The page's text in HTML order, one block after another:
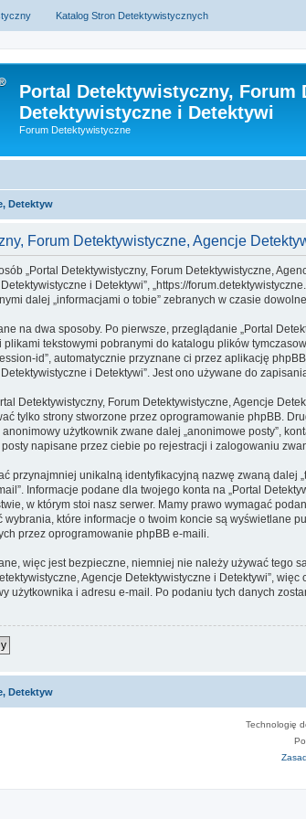
Katalog Stron Detektywistycznych
Portal Detektywistyczny, Forum
Detektywistyczne i Detektywi
Forum Detektywistyczne
Detektyw
Forum Detektywistyczne, Agencje
„Portal Detektywistyczny, Forum Detektywistyczne,
i Detektywi”, „https://
dalej „informacjami o tobie” zebranych w czasie
na dwa sposoby. Po pierwsze, przeglądanie „Portal
plikami tekstowymi pobranymi do katalogu plików
id”, automatycznie przyznane ci przez aplikację
i Detektywi”. Jest ono używane do
Detektywistyczny, Forum Detektywistyczne, Agencje
tylko strony stworzone przez oprogramowanie phpBB.
użytkownik zwane dalej „anonimowe posty”,
napisane przez ciebie po rejestracji i zalogowaniu
przynajmniej unikalną identyfikacyjną nazwę zwaną dalej
Informacje podane dla twojego konta na „Portal
w którym stoi nasz serwer. Mamy prawo wymagać
które informacje o twoim koncie są wyświetlane
przez oprogramowanie phpBB e-maili.
więc jest bezpieczne, niemniej nie należy używać tego
Agencje Detektywistyczne i Detektywi”,
użytkownika i adresu e-mail. Po podaniu tych danych
Detektyw
Technologię